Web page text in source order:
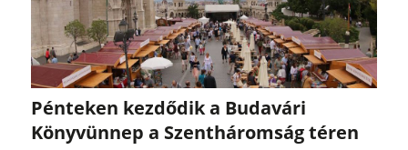
Pénteken kezdődik a Budavári
Könyvünnep a Szentháromság téren